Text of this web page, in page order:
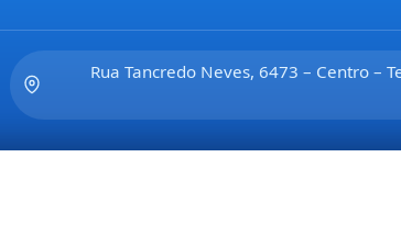
Rua Tancredo Neves, 6473 – Centro –